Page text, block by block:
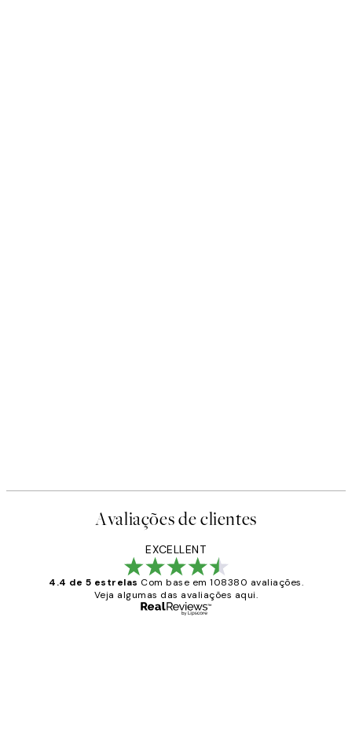
Avaliações de clientes
EXCELLENT
4.4 de 5 estrelas Com base em 108380 avaliações.
Veja algumas das avaliações aqui.